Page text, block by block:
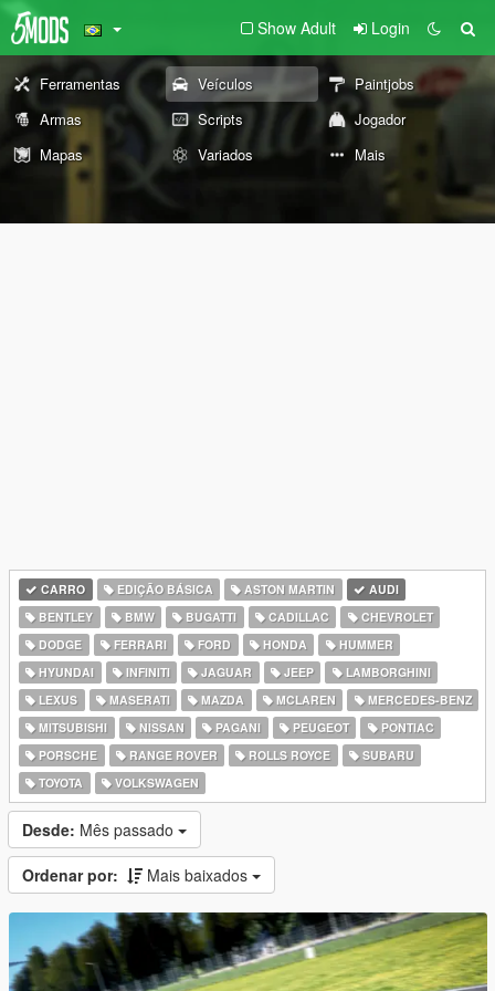
Show Adult Login
Ferramentas Veículos
Paintjobs
Armas
Scripts
Jogador
Mapas
Variados Mais
CARRO EDIÇÃO BÁSICA ASTON MARTIN
AUDI
BENTLEY
BMW BUGATTI CADILLAC
CHEVROLET
DODGE
FERRARI FORD HONDA
HUMMER
HYUNDAI
INFINITI JAGUAR JEEP
LAMBORGHINI
LEXUS
MASERATI MAZDA MCLAREN
MERCEDES-BENZ
MITSUBISHI
NISSAN PAGANI PEUGEOT
PONTIAC
PORSCHE
RANGE ROVER ROLLS ROYCE
SUBARU
TOYOTA
VOLKSWAGEN
Desde: Mês passado
Ordenar por: Mais baixados